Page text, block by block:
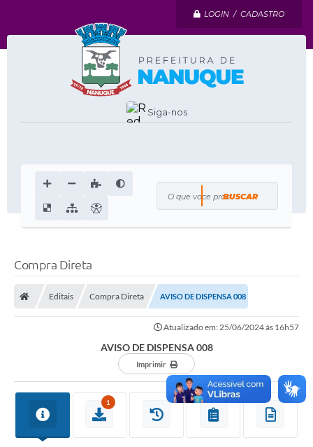
LOGIN / CADASTRO
Siga-nos
O que voce procura?
Compra Direta
Editais Compra Direta AVISO DE DISPENSA 008
Atualizado em: 25/06/2024 às 16h57
AVISO DE DISPENSA 008
Imprimir
1